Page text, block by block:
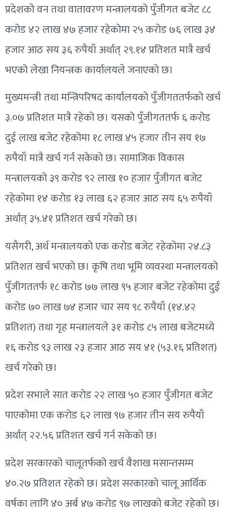
प्रदेशको वन तथा वातावरण मन्त्रालयको पुँजीगत बजेट ८८
करोड ४२ लाख ४७ हजार रहेकोमा २५ करोड ७६ लाख ३४
हजार आठ सय ३६ रुपैयाँ अर्थात् २९.१४ प्रतिशत मात्रै खर्च
भएको लेखा नियन्त्रक कार्यालयले जनाएको छ।
मुख्यमन्त्री तथा मन्त्रिपरिषद कार्यालयको पुँजीगततर्फको खर्च
३.०७ प्रतिशत मात्रै रहेको छ। यसको पुँजीगततर्फ ६ करोड
दुई लाख बजेट रहेकोमा १८ लाख ४५ हजार तीन सय १७
रुपैयाँ मात्रै खर्च गर्न सकेको छ। सामाजिक विकास
मन्त्रालयको ३९ करोड ९२ लाख १० हजार पुँजीगत बजेट
रहेकोमा १४ करोड १३ लाख ६२ हजार आठ सय ६५ रुपैयाँ
अर्थात् ३५.४१ प्रतिशत खर्च गरेको छ।
यसैगरी, अर्थ मन्त्रालयको एक करोड बजेट रहेकोमा २४.८३
प्रतिशत खर्च भएको छ। कृषि तथा भूमि व्यवस्था मन्त्रालयको
पुँजीगततर्फ १८ करोड ७७ लाख ९५ हजार बजेट रहेकोमा दुई
करोड ७० लाख ७४ हजार चार सय ९८ रुपैयाँ (१४.४२
प्रतिशत) तथा गृह मन्त्रालयले ३१ करोड ८५ लाख बजेटमध्ये
१६ करोड ९३ लाख २३ हजार आठ सय ४१ (५३.१६ प्रतिशत)
खर्च गरेको छ।
प्रदेश सभाले सात करोड २२ लाख ५० हजार पुँजीगत बजेट
पाएकोमा एक करोड ६२ लाख ९७ हजार तीन सय रुपैयाँ
अर्थात् २२.५६ प्रतिशत खर्च गर्न सकेको छ।
प्रदेश सरकारको चालूतर्फको खर्च वैशाख मसान्तसम्म
४०.२७ प्रतिशत रहेको छ। प्रदेश सरकारको चालू आर्थिक
वर्षका लागि ४० अर्ब ४७ करोड ९७ लाखको बजेट रहेको छ।